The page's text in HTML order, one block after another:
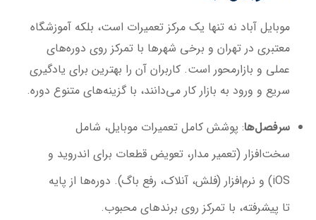
موبایل آباد نه تنها یک مرکز تعمیرات است، بلکه آموزشگاه
معتبری در تهران و برخی شهرها با تمرکز روی دوره‌های
عملی و بازارمحور است. کاربران آن را بهترین برای یادگیری
سریع و ورود به بازار کار می‌دانند، با گزینه‌های متنوع دوره.
سرفصل‌ها: پوشش کامل تعمیرات موبایل، شامل
سخت‌افزار (تعمیر مدار، تعویض قطعات برای اندروید و
iOS) و نرم‌افزار (فلش، آنلاک، رفع باگ). دوره‌ها از پایه
تا پیشرفته، با تمرکز روی برندهای محبوب.